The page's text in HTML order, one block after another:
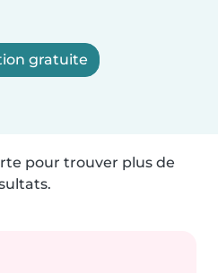
gratuite
pour trouver plus de